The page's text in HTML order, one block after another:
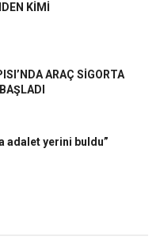
KİMİ
ARAÇ SİGORTA
adalet yerini buldu”